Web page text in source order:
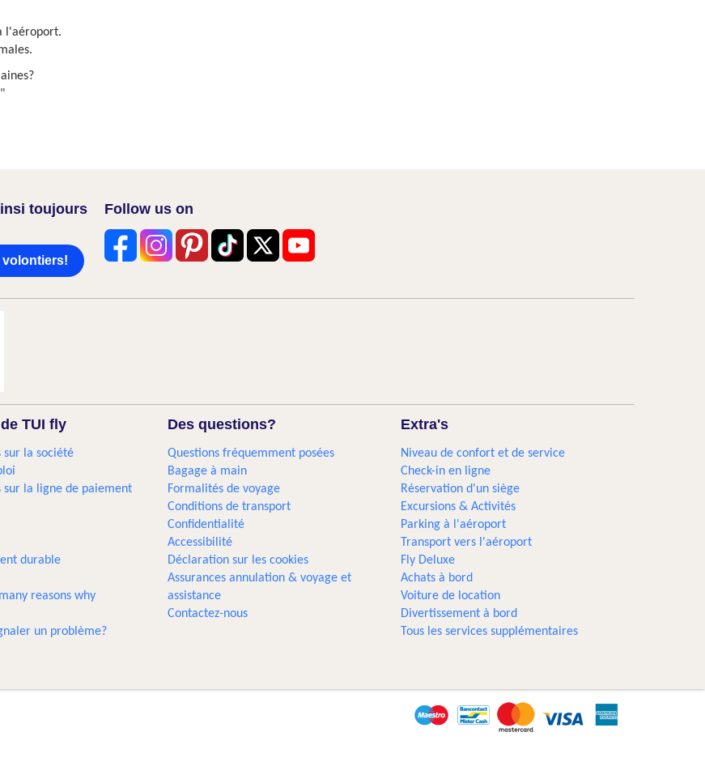
l'aéroport.
"
toujours
volontiers!
Follow us on
TUI fly
sur la société
sur la ligne de paiement
durable
many reasons why
un problème?
Des questions?
Questions fréquemment posées
Bagage à main
Formalités de voyage
Conditions de transport
Confidentialité
Accessibilité
Déclaration sur les cookies
Assurances annulation & voyage et
assistance
Contactez-nous
Extra's
Niveau de confort et de service
Check-in en ligne
Réservation d'un siège
Excursions & Activités​
Parking à l'aéroport
Transport vers l'aéroport
Fly Deluxe
Achats à bord
Voiture de location
Divertissement à bord
Tous les services supplémentaires